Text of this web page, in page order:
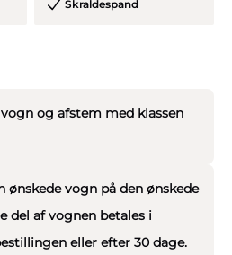
I selv fjerne al pynt og affald
tape til opsætning af Jeres
Skraldespand
og afstem med klassen
vogn på den ønskede
del af vognen betales i
eller efter 30 dage.